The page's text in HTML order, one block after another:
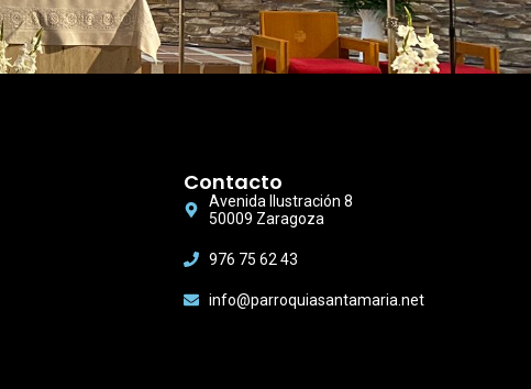
Contacto
Avenida Ilustración 8
50009 Zaragoza
976 75 62 43
info@parroquiasantamaria.net